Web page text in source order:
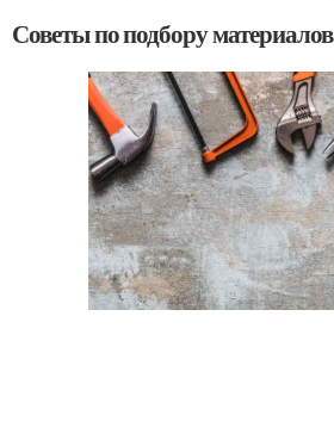
Советы по подбору материалов